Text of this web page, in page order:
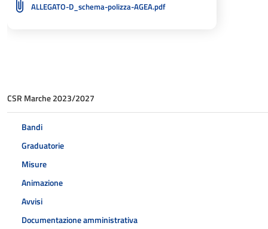
CSR Marche 2023/2027
Bandi
Graduatorie
Misure
Animazione
Avvisi
Documentazione amministrativa
ALLEGATO-D_schema-polizza-AGEA.pdf